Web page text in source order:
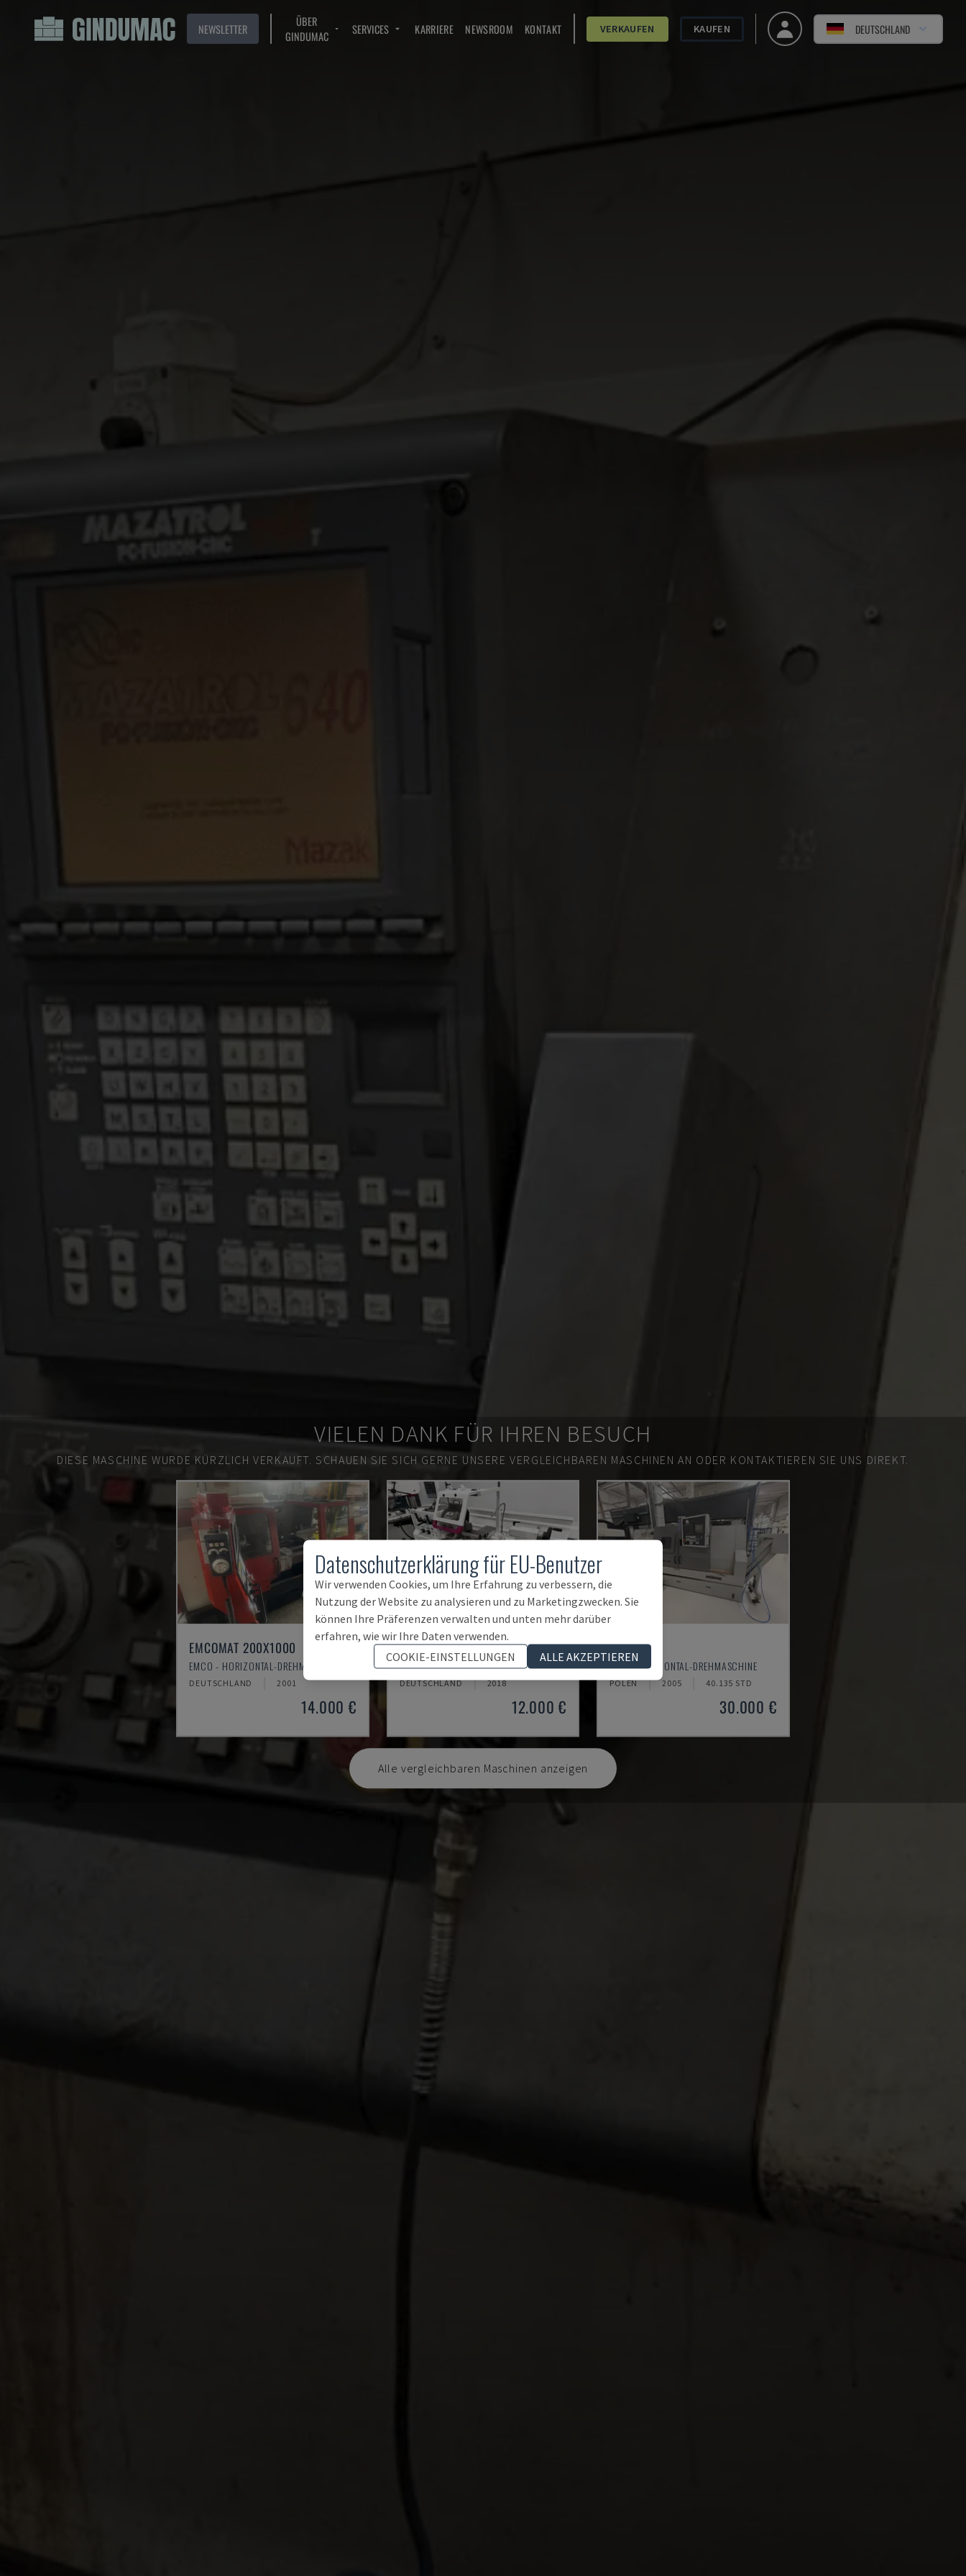
NEWSLETTER
ÜBER
GINDUMAC
SERVICES KARRIERE NEWSROOM KONTAKT VERKAUFEN KAUFEN DEUTSCHLAND
VIELEN DANK FÜR IHREN BESUCH
DIESE MASCHINE WURDE KÜRZLICH VERKAUFT. SCHAUEN SIE SICH GERNE UNSERE VERGLEICHBAREN MASCHINEN AN ODER KONTAKTIEREN SIE UNS DIREKT.
EMCOMAT 200X1000
EMCO - HORIZONTAL-DREHMASCHINE
DEUTSCHLAND 2001
14.000 €
TH 4610
OPTIMUM - HORIZONTAL-DREHMASCHINE
DEUTSCHLAND 2018
12.000 €
TBI-520
CMZ - HORIZONTAL-DREHMASCHINE
POLEN 2005 40.135 STD
30.000 €
Alle vergleichbaren Maschinen anzeigen
Datenschutzerklärung für EU-Benutzer
Wir verwenden Cookies, um Ihre Erfahrung zu verbessern, die
Nutzung der Website zu analysieren und zu Marketingzwecken. Sie
können Ihre Präferenzen verwalten und unten mehr darüber
erfahren, wie wir Ihre Daten verwenden.
COOKIE-EINSTELLUNGEN
ALLE AKZEPTIEREN